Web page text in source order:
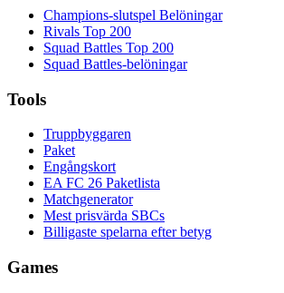
Champions-slutspel Belöningar
Rivals Top 200
Squad Battles Top 200
Squad Battles-belöningar
Tools
Truppbyggaren
Paket
Engångskort
EA FC 26 Paketlista
Matchgenerator
Mest prisvärda SBCs
Billigaste spelarna efter betyg
Games